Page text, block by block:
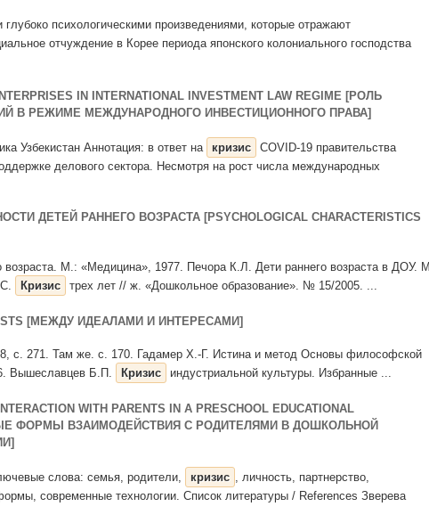
психологическими произведениями, которые отражают
отчуждение в Корее периода японского колониального господства
IN INTERNATIONAL INVESTMENT LAW REGIME [РОЛЬ
В РЕЖИМЕ МЕЖДУНАРОДНОГО ИНВЕСТИЦИОННОГО ПРАВА]
Узбекистан Аннотация: в ответ на кризис
COVID-19 правительства
делового сектора. Несмотря на рост числа международных
ДЕТЕЙ РАННЕГО ВОЗРАСТА [PSYCHOLOGICAL CHARACTERISTICS
возраста. М.: «Медицина», 1977. Печора К.Л. Дети раннего возраста в ДОУ.
Кризис
трех лет // ж. «Дошкольное образование». № 15/2005. ...
[МЕЖДУ ИДЕАЛАМИ И ИНТЕРЕСАМИ]
с. 271. Там же. с. 170. Гадамер Х.-Г. Истина и метод Основы философской
Вышеславцев Б.П.
Кризис
индустриальной культуры. Избранные ...
WITH PARENTS IN A PRESCHOOL EDUCATIONAL
ФОРМЫ ВЗАИМОДЕЙСТВИЯ С РОДИТЕЛЯМИ В ДОШКОЛЬНОЙ
слова: семья, родители, кризис , личность, партнерство,
современные технологии. Список литературы / References Зверева